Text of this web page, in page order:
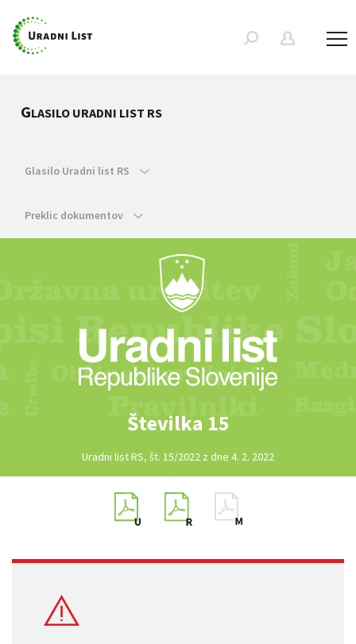
GLASILO URADNI LIST RS
Glasilo Uradni list RS
Preklic dokumentov
Številka 15
Uradni list RS, št. 15/2022 z dne 4. 2. 2022